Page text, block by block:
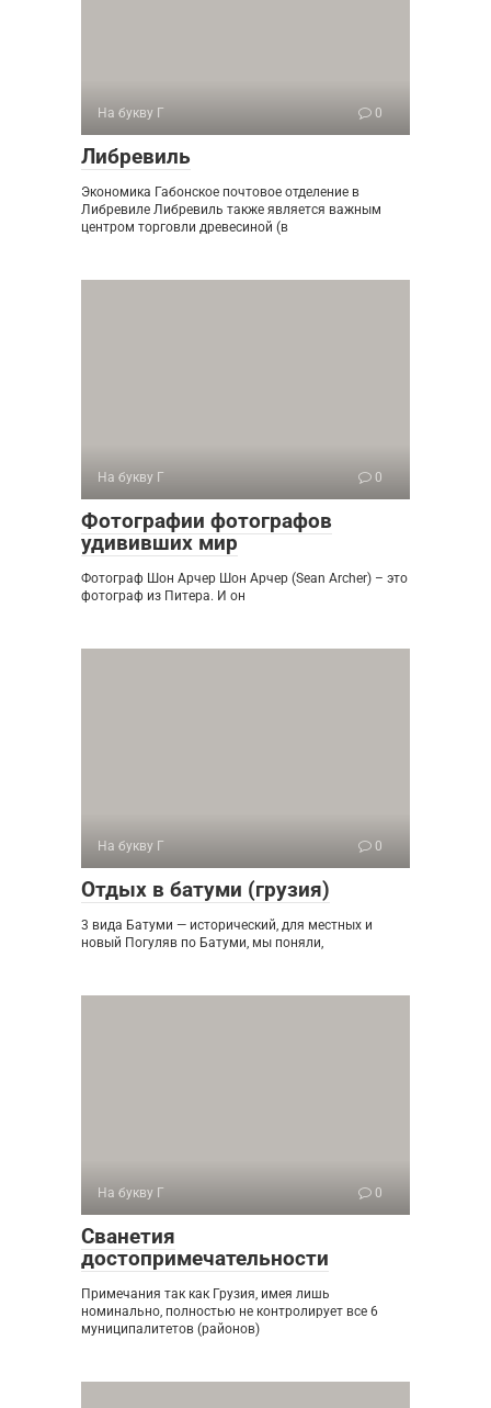
На букву Г 0
Либревиль
Экономика Габонское почтовое отделение в
Либревиле Либревиль также является важным
центром торговли древесиной (в
На букву Г 0
Фотографии фотографов
удививших мир
Фотограф Шон Арчер Шон Арчер (Sean Archer) – это
фотограф из Питера. И он
На букву Г 0
Отдых в батуми (грузия)
3 вида Батуми — исторический, для местных и
новый Погуляв по Батуми, мы поняли,
На букву Г 0
Сванетия
достопримечательности
Примечания так как Грузия, имея лишь
номинально, полностью не контролирует все 6
муниципалитетов (районов)